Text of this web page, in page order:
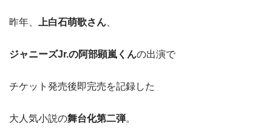
昨年、 上白石萌歌さん
ジャニーズJr.の阿部顕嵐くんの出演で
チケット発売後即完売を記録した
大人気小説の舞台化第二弾。